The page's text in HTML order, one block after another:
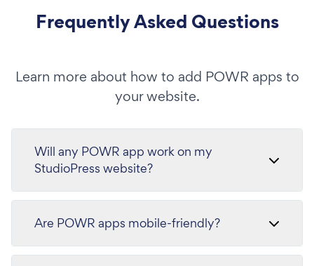
Frequently Asked Questions
Learn more about how to add POWR apps to
your website.
Will any POWR app work on my
StudioPress website?
Are POWR apps mobile-friendly?